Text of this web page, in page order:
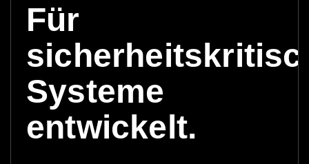
Für
Systeme
entwickelt.